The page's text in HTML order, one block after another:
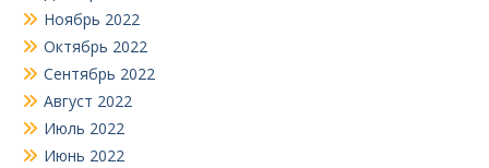
Ноябрь 2022
Октябрь 2022
Сентябрь 2022
Август 2022
Июль 2022
Июнь 2022